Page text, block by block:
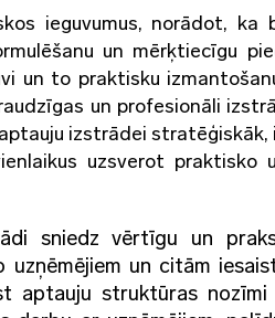
ieguvumus, norādot, ka
un mērķtiecīgu
un to praktisku
un profesionāli
izstrādei
uzsverot praktisko
sniedz vērtīgu un
un citām
aptauju struktūras